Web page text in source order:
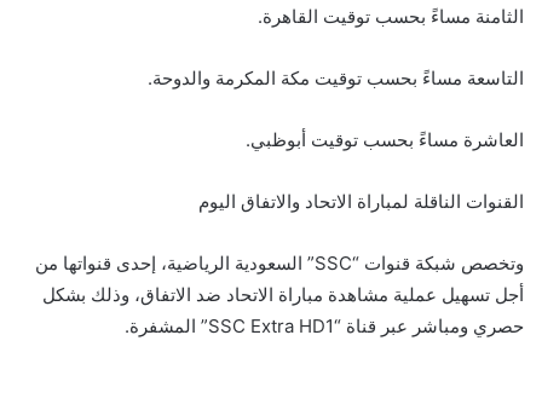
الثامنة مساءً بحسب توقيت القاهرة.
التاسعة مساءً بحسب توقيت مكة المكرمة والدوحة.
العاشرة مساءً بحسب توقيت أبوظبي.
القنوات الناقلة لمباراة الاتحاد والاتفاق اليوم
وتخصص شبكة قنوات “SSC” السعودية الرياضية، إحدى قنواتها من
أجل تسهيل عملية مشاهدة مباراة الاتحاد ضد الاتفاق، وذلك بشكل
حصري ومباشر عبر قناة “SSC Extra HD1” المشفرة.